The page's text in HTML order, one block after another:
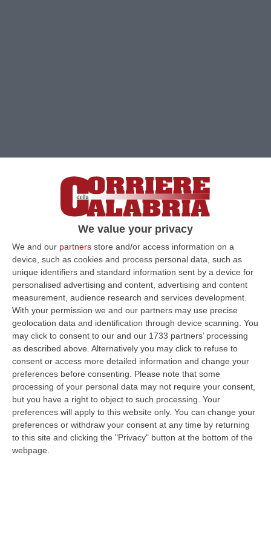
We value your privacy
We and our partners store and/or access information on a
device, such as cookies and process personal data, such as
unique identifiers and standard information sent by a device for
personalised advertising and content, advertising and content
measurement, audience research and services development.
With your permission we and our partners may use precise
geolocation data and identification through device scanning. You
may click to consent to our and our 1733 partners’ processing
as described above. Alternatively you may click to refuse to
consent or access more detailed information and change your
preferences before consenting.
Please note that some
processing of your personal data may not require your consent,
but you have a right to object to such processing. Your
preferences will apply to this website only. You can change your
preferences or withdraw your consent at any time by returning
to this site and clicking the "Privacy" button at the bottom of the
webpage.
Clicca e segui “Corriere della Calabria” su Google News
Con l’assegnazione delle Bandiere
Blu 2025, l’Italia conferma il proprio impegno
per la tutela ambientale e la qualità delle
coste. Sono 246 i Comuni rivieraschi premiati
quest’anno (dieci in più rispetto al 2024) e
487 le spiagge riconosciute, pari all’11,5% di
quelle premiate a livello mondiale.Tra le
regioni sul podio spicca la Calabria, che
guadagna tre nuove Bandiere Blu e
raggiunge quota 23 località premiate.
I tre nuovi ingressi calabresiCariati,
Corigliano RossanoeCropani, rappresentano
un importante riconoscimento. Questo balzo